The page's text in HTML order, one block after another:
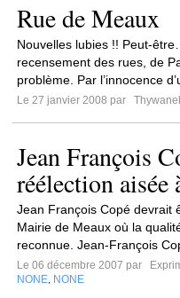
Rue de Meaux
Nouvelles lubies !! Peut-
recensement des rues, de
problème. Par l’innocence
Le 27 janvier 2008 par
Jean François
réélection aisée
Jean François Copé devrait
Mairie de Meaux où la
reconnue. Jean-François
Le 06 décembre 2007 par
NONE NONE